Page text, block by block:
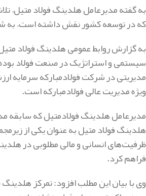
به گفته مدیرعامل هلدینگ فولاد متیل،
که در توسعه کشور نقش داشته است، به
به گزارش روابط عمومی هلدینگ فولاد
سیستمی و استراتژیک در صنعت فولاد
مدیریتی در شرکت فولادمبارکه سرمایه
ویژه مدیریت عالی فولادمبارکه است.
مدیرعامل هلدینگ فولادمتیل که سابقه
هلدینگ فولاد متیل به عنوان یکی از
ظرفیت‌های انسانی و مالی مطلوبی در
فراهم کرد.
وی با بیان این مطلب افزود: تمرکز